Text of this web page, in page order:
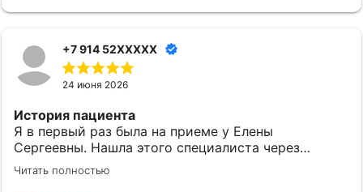
+7 914 52XXXXX
24 июня 2026
История пациента
Я в первый раз была на приеме у Елены
Сергеевны. Нашла этого специалиста через
приложение МедТочка. При выборе обратила
внимание на ее профессионализм. Перед
Читать полностью